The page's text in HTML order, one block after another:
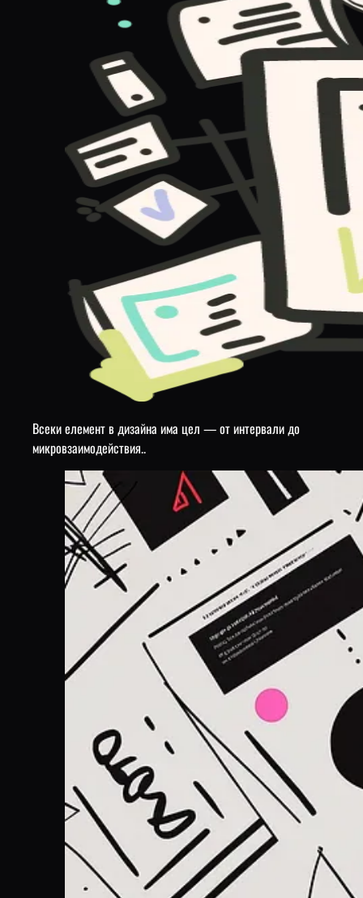
Всеки елемент в дизайна има цел — от интервали до
микровзаимодействия..